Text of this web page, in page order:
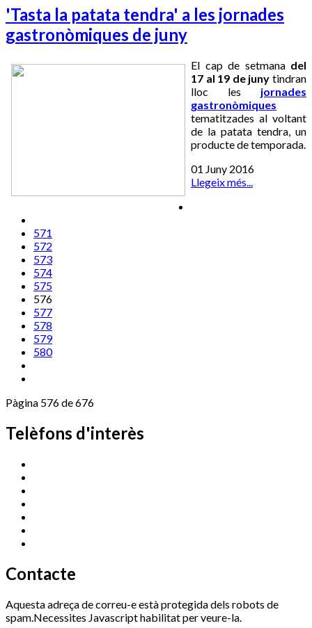
'Tasta la patata tendra' a les jornades
gastronòmiques de juny
El cap de setmana del
17 al 19 de juny tindran
lloc les jornades
gastronòmiques
tematitzades al voltant
de la patata tendra, un
producte de temporada.
01 Juny 2016
Llegeix més...
571
572
573
574
575
576
577
578
579
580
Pàgina 576 de 676
Telèfons d'interès
Contacte
Aquesta adreça de correu-e està protegida dels robots de
spam.Necessites Javascript habilitat per veure-la.